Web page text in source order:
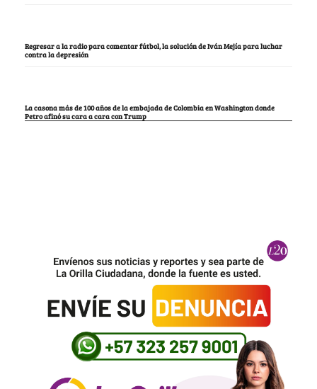
Regresar a la radio para comentar fútbol, la solución de Iván Mejía para luchar
contra la depresión
La casona más de 100 años de la embajada de Colombia en Washington donde
Petro afinó su cara a cara con Trump